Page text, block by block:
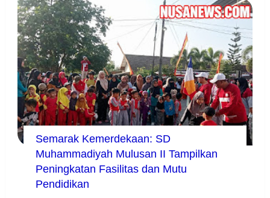
Semarak Kemerdekaan: SD
Muhammadiyah Mulusan II Tampilkan
Peningkatan Fasilitas dan Mutu
Pendidikan